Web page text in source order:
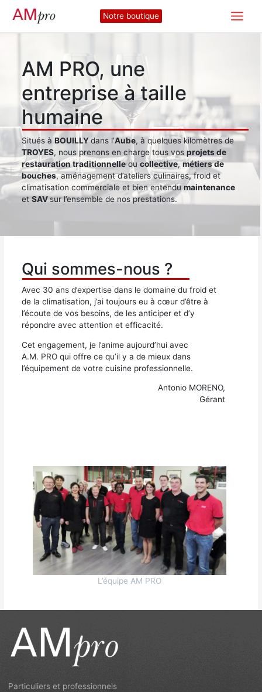
Notre boutique
AM PRO, une
entreprise à taille
humaine
Situés àBOUILLYdans l’Aube, à quelques kilomètres de
TROYES, nous prenons en charge tous vosprojets de
restauration traditionnelleoucollective,métiers de
bouches, aménagement d’ateliers culinaires, froid et
climatisation commerciale et bien entendumaintenance
etSAVsur l’ensemble de nos prestations.
Qui sommes-nous ?
Avec 30 ans d’expertise dans le domaine du froid et
de la climatisation, j’ai toujours eu à cœur d’être à
l’écoute de vos besoins, de les anticiper et d’y
répondre avec attention et efficacité.
Cet engagement, je l’anime aujourd’hui avec
A.M. PRO qui offre ce qu’il y a de mieux dans
l’équipement de votre cuisine professionnelle.
Antonio MORENO,
Gérant
L’équipe AM PRO
Particuliers et professionnels